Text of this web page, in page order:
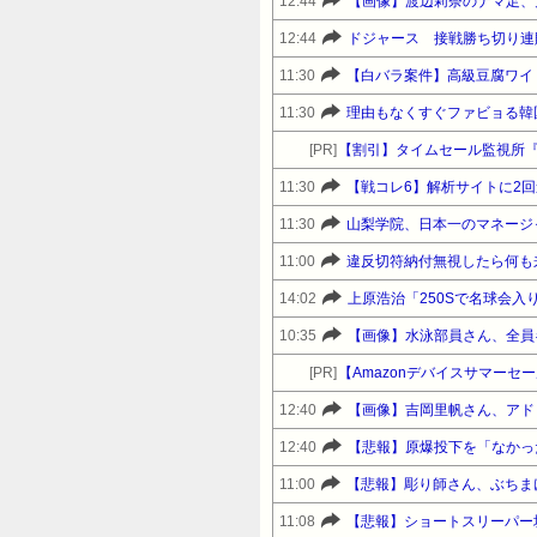
12:44 ドジャース 接戦勝ち切り
11:30 【白バラ案件】高級豆腐ワ
11:30 理由もなくすぐファビョる
[PR] 【割引】タイムセール監視所
11:30
11:30 山梨学院、日本一のマネー
11:00 違反切符納付無視したら何
14:02 上原浩治「250Sで名球会入
10:35 【画像】水泳部員さん、全
[PR]
12:40 【画像】吉岡里帆さん、ア
12:40 【悲報】原爆投下を「なか
11:00
11:08